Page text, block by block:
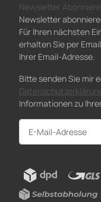
Newsletter
Newsletter
Für Ihren nächsten
erhalten Sie per
Ihrer Email-Adresse.
Bitte senden Sie mir
Informationen zu